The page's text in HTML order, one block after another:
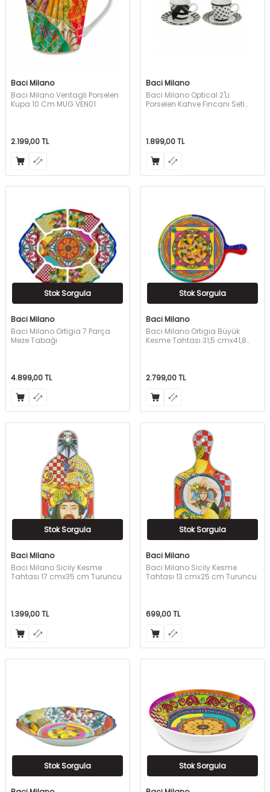
Baci Milano
Baci Milano Ventagli Porselen
Kupa 10 Cm MUG.VEN01
2.199,00TL
Baci Milano
Baci Milano Optical 2'Li
Porselen Kahve Fincanı Seti
1.899,00TL
Stok Sorgula
Baci Milano
Baci Milano Ortigia 7 Parça
Meze Tabağı
4.899,00TL
Stok Sorgula
Baci Milano
Baci Milano Ortigia Büyük
Kesme Tahtası 31,5 cmx41,8
2.799,00TL
Stok Sorgula
Baci Milano
Baci Milano Sicily Kesme
Tahtası 17 cmx35 cm Turuncu
1.399,00TL
Stok Sorgula
Baci Milano
Baci Milano Sicily Kesme
Tahtası 13 cmx25 cm Turuncu
699,00TL
Stok Sorgula Stok Sorgula